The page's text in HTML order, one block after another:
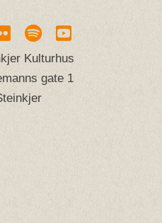
Kulturhus
gate 1